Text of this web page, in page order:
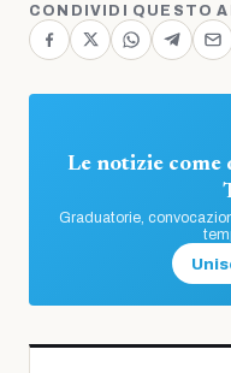
CONDIVIDI QUESTO
Le notizie come
Graduatorie,